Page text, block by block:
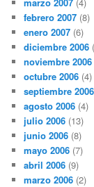
febrero 2007 (8)
enero 2007 (6)
diciembre 2006
noviembre 2006
octubre 2006 (4)
septiembre 2006
agosto 2006 (4)
julio 2006 (13)
junio 2006 (8)
mayo 2006 (7)
abril 2006 (9)
marzo 2006 (2)